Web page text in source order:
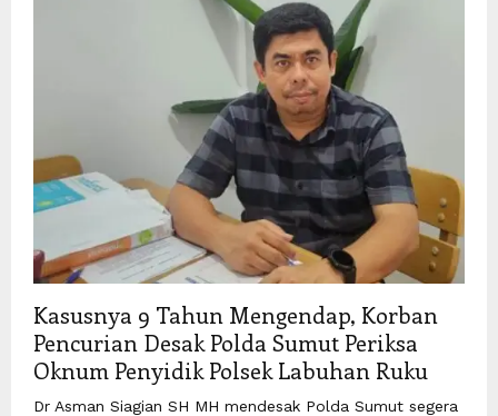
Kasusnya 9 Tahun Mengendap, Korban
Pencurian Desak Polda Sumut Periksa
Oknum Penyidik Polsek Labuhan Ruku
Dr Asman Siagian SH MH mendesak Polda Sumut segera